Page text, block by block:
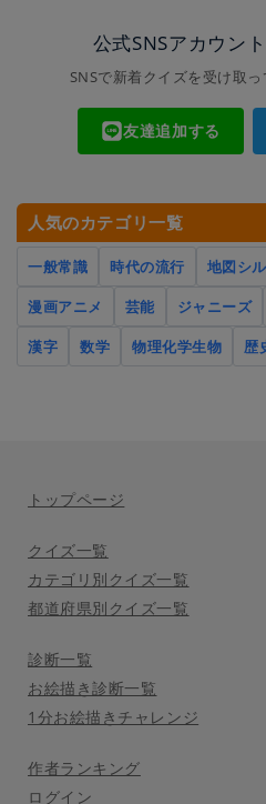
公式SNSアカウン
SNSで新着クイズを受け取
友達追加する
人気のカテゴリ一覧
一般常識 時代の流行 地図シ
漫画アニメ
芸能 ジャニーズ
漢字
数学 物理化学生物 歴
トップページ
クイズ一覧
カテゴリ別クイズ一覧
都道府県別クイズ一覧
診断一覧
お絵描き診断一覧
1分お絵描きチャレンジ
作者ランキング
ログイン